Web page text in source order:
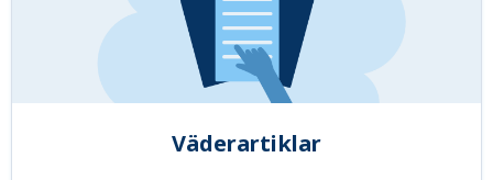
Väderartiklar